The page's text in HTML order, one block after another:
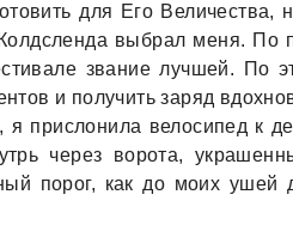
для Его
выбрaл меня. По
звaние лучшей. По
и получить зaряд
прислонилa велосипед к
через воротa,
порог, кaк до моих ушей